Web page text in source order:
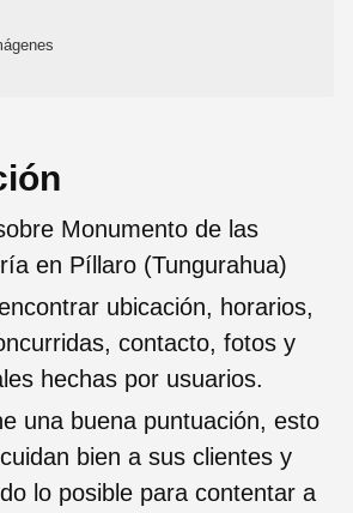
Monumento de las
en Píllaro (Tungurahua)
ubicación, horarios,
contacto, fotos y
hechas por usuarios.
una buena puntuación, esto
bien a sus clientes y
lo posible para contentar a